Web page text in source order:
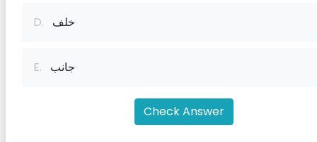
D. خلف
E. جانب
Check Answer